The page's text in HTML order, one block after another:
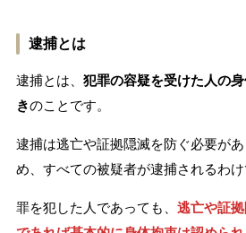
逮捕とは
逮捕とは、 犯罪の容疑を受けた人の
きのことです。
逮捕は逃亡や証拠隠滅を防ぐ必要が
め、すべての被疑者が逮捕されるわけ
罪を犯した人であっても、 逃亡や証